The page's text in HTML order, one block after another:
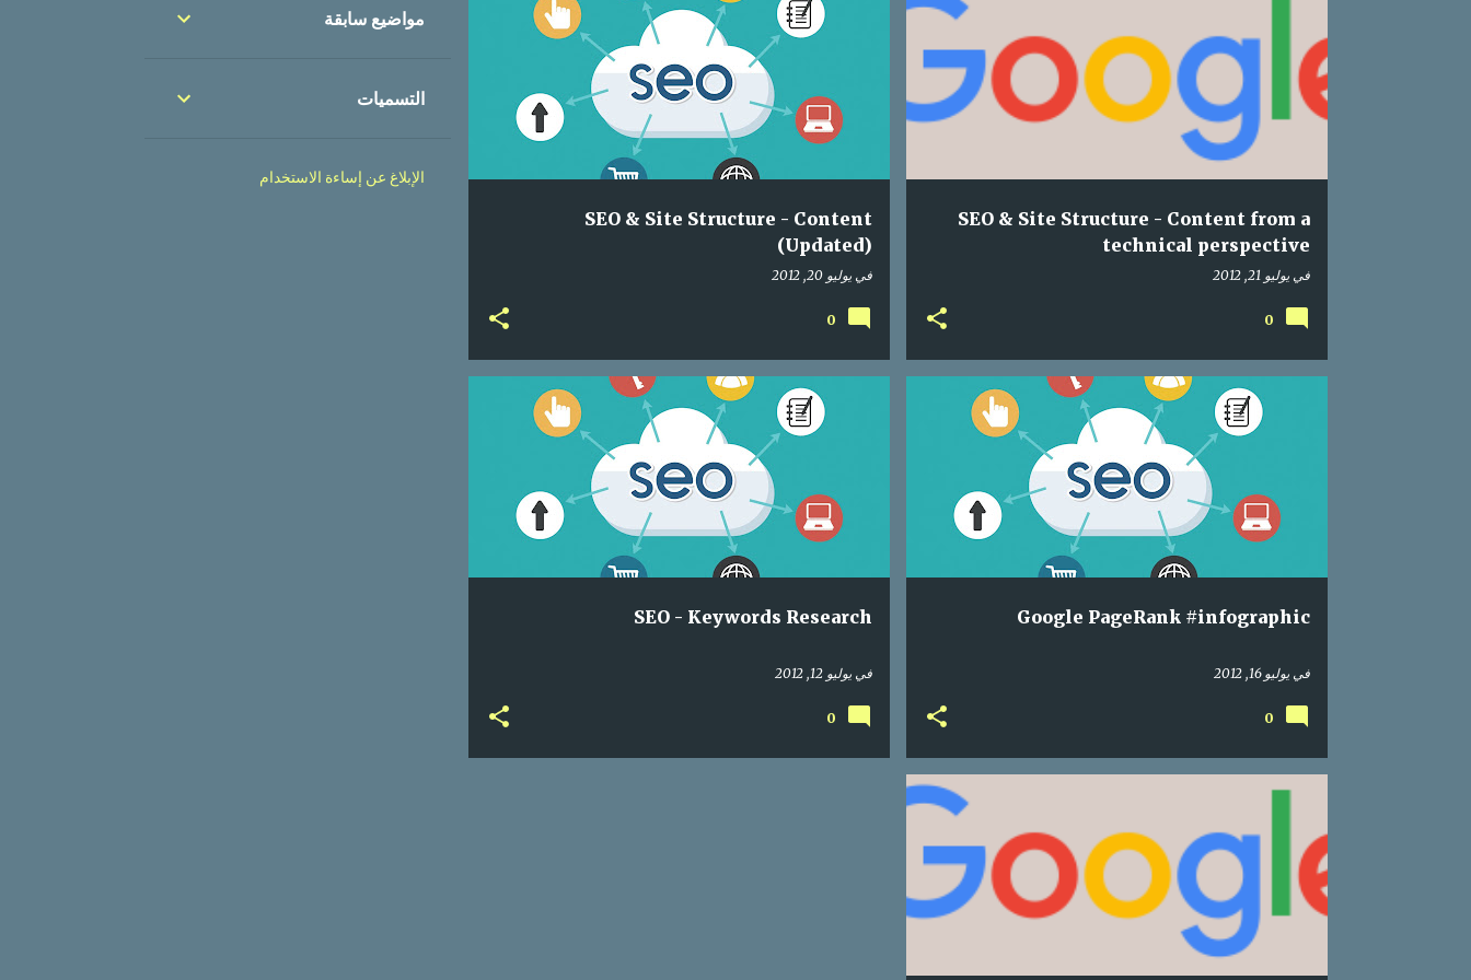
ل
م
ش
ت
SEO & Site Structure - Content from a
technical perspective
فييوليو 21, 2012
SEARCH ENGINE OPTIMIZATION
+
0
SEO & Site Structure - Content
(Updated)
فييوليو 20, 2012
GOOGLE
MARKETING
ONLINE
SEARCH ENGINE OPTIMIZATION
SEO
0
Google PageRank #infographic
فييوليو 16, 2012
GOOGLE
MARKETING
ONLINE
PAGERANK
SEARCH ENGINE OPTIMIZATION
SEO
0
SEO - Keywords Research
فييوليو 12, 2012
GOOGLE
MARKETING
ONLINE
RESEARCH
0
SEARCH ENGINE OPTIMIZATION
+ SEO
مواضيع سابقة
التسميات
الإبلاغ عن إساءة الاستخدام